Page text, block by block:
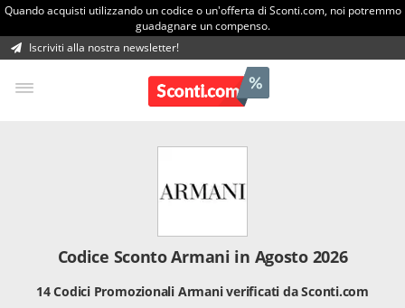
Quando acquisti utilizzando un codice o un'offerta di Sconti.com, noi potremmo
guadagnare un compenso.
Iscriviti alla nostra newsletter!
Codice Sconto Armani in Agosto 2026
14 Codici Promozionali Armani verificati da Sconti.com